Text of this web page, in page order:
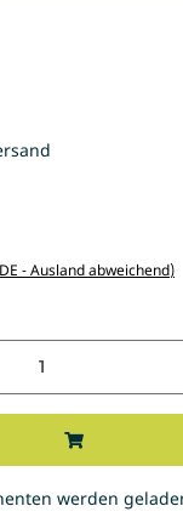
- Ausland abweichend)
werden